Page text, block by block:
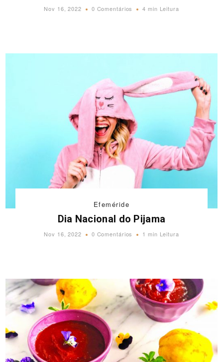
Nov 16, 2022 0 Comentários 4 min Leitura
Efeméride
Dia Nacional do Pijama
Nov 16, 2022 0 Comentários 1 min Leitura